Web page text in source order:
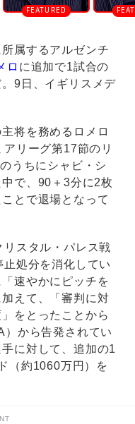
所属するアルゼンチ
ロ に追加で1試合の
9日、イギリスメデ
主将を務めるロメロ
リーグ第17節のリ
うちにシャビ・シ
で、90＋3分に2枚
とで退場となって
スタル・パレス戦
処分を消化してい
速やかにピッチを
えて、「審判に対
をとったことから
）から告発されてい
に対して、追加の1
（約1060万円）を